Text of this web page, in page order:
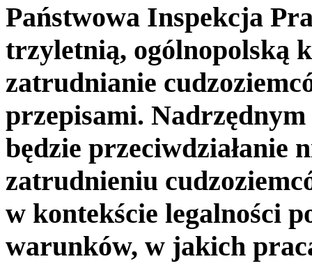
Państwowa Inspekcja
trzyletnią, ogólnopolską
zatrudnianie
przepisami.
będzie przeciwdziałanie
zatrudnieniu
w kontekście legalności
warunków, w jakich